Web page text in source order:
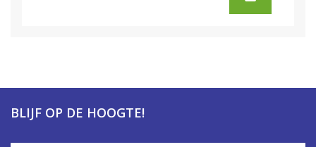
BLIJF OP DE HOOGTE!